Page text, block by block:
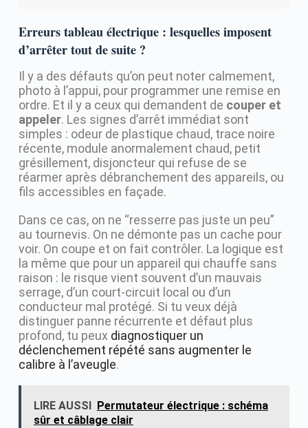
Erreurs tableau électrique : lesquelles imposent
d’arrêter tout de suite ?
Il y a des défauts qu’on peut noter calmement,
photo à l’appui, pour programmer une remise en
ordre. Et il y a ceux qui demandent de couper et
appeler. Les signes d’arrêt immédiat sont
simples : odeur de plastique chaud, trace noire
récente, module anormalement chaud, petit
grésillement, disjoncteur qui refuse de se
réarmer après débranchement des appareils, ou
fils accessibles en façade.
Dans ce cas, on ne “resserre pas juste un peu”
au tournevis. On ne démonte pas un cache pour
voir. On coupe et on fait contrôler. La logique est
la même que pour un appareil qui chauffe sans
raison : le risque vient souvent d’un mauvais
serrage, d’un court-circuit local ou d’un
conducteur mal protégé. Si tu veux déjà
distinguer panne récurrente et défaut plus
profond, tu peux diagnostiquer un
déclenchement répété sans augmenter le
calibre à l’aveugle.
LIRE AUSSI Permutateur électrique : schéma
sûr et câblage clair